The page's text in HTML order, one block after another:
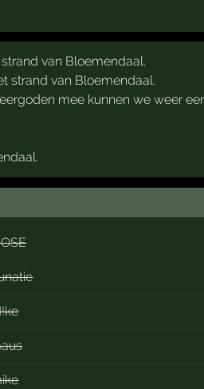
van Bloemendaal.
strand van Bloemendaal.
mee kunnen we weer